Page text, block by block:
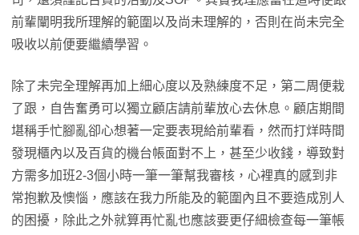
前輩闡明我所理解的範圍以及尚未理解的，否則在尚未完全
吸收以前便要繼續學習。
除了未完全理解再加上細心度以及熟練度不足，第二周便栽
了跟，自告奮勇可以獨立顧店請前輩放心去休息。顧店期間
堪稱手忙腳亂卻心想著一定要表現給前輩看，然而打烊時間
發現櫃內以及百貨的機台帳面對不上，甚至少收錢，導致對
方需多加班2-3個小時一筆一筆幫我審核，心裡真的感到非
常抱歉及懊惱，應該在我力所能及的範圍內且不要造成別人
的困擾，除此之外就算再忙亂也應該要更仔細檢查每一筆帳